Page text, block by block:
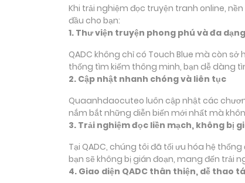
Khi trải nghiệm đọc truyện tranh online,
đầu cho bạn:
1. Thư viện truyện phong phú và đa dạng
QADC không chỉ có Touch Blue mà còn
thống tìm kiếm thông minh, bạn dễ dàng
2. Cập nhật nhanh chóng và liên tục
Quaanhdaocuteo luôn cập nhật các
nắm bắt những diễn biến mới nhất mà
3. Trải nghiệm đọc liền mạch, không bị
Tại QADC, chúng tôi đã tối ưu hóa hệ
bạn sẽ không bị gián đoạn, mang đến trải
4. Giao diện QADC thân thiện, dễ thao